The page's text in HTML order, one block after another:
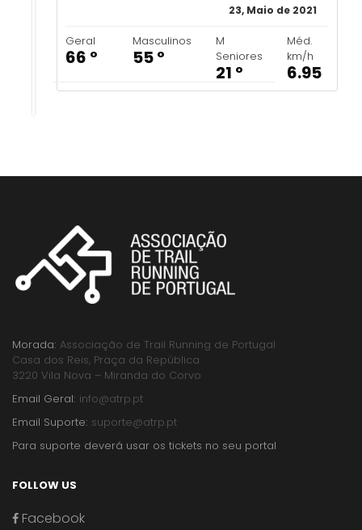
23, Maio de 2021
Geral
66 º
Masculinos
55 º
M
Seniores
21 º
Méd.
km/h
6.95
Morada: Associação de Trail Running de Portugal
Casa dos Reis, Praça da República
3220 Vila Nova – Miranda do Corvo
Email Geral: info@atrp.pt
Email Suporte: suporte@atrp.pt
Para suporte deverá usar os tickets no seu portal
FOLLOW US
Facebook